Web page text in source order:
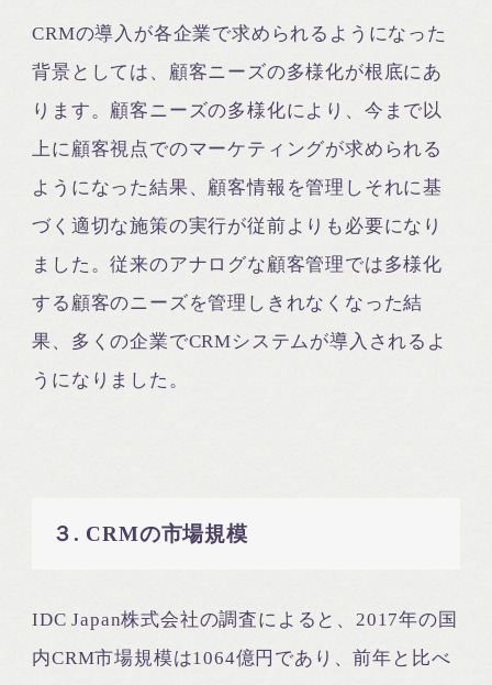
CRMの導入が各企業で求められるようになった
背景としては、顧客ニーズの多様化が根底にあ
ります。顧客ニーズの多様化により、今まで以
上に顧客視点でのマーケティングが求められる
ようになった結果、顧客情報を管理しそれに基
づく適切な施策の実行が従前よりも必要になり
ました。従来のアナログな顧客管理では多様化
する顧客のニーズを管理しきれなくなった結
果、多くの企業でCRMシステムが導入されるよ
うになりました。
３. CRMの市場規模
IDC Japan株式会社の調査によると、2017年の国
内CRM市場規模は1064億円であり、前年と比べ